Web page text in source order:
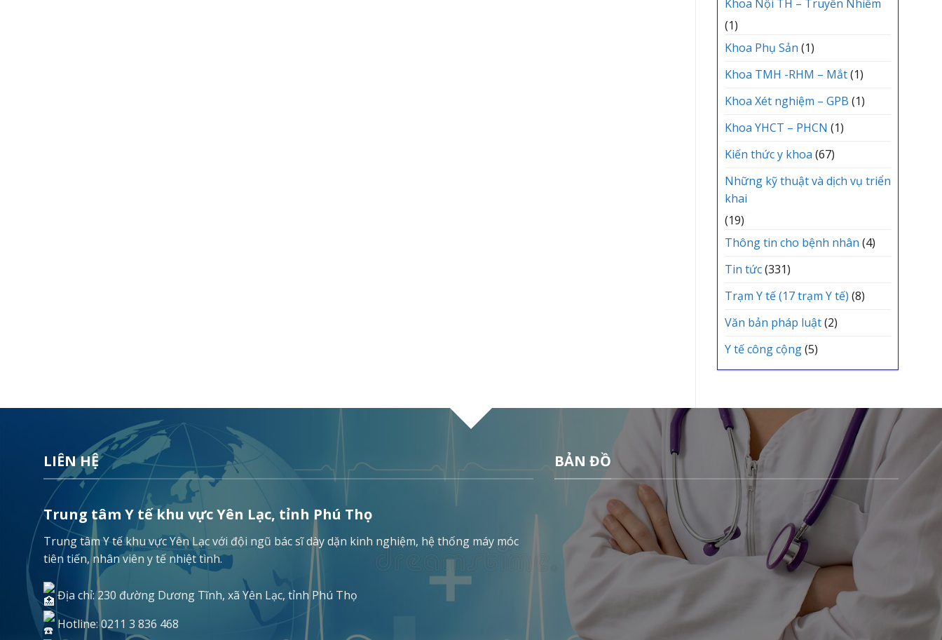
Khoa Nội TH – Truyền Nhiễm
(1)
Khoa Phụ Sản (1)
Khoa TMH -RHM – Mắt(1)
Khoa Xét nghiệm – GPB (1)
Khoa YHCT – PHCN (1)
Kiến thức y khoa (67)
Những kỹ thuật và dịch vụ triển
khai
(19)
Thông tin cho bệnh nhân (4)
Tin tức(331)
Trạm Y tế (17 trạm Y tế) (8)
Văn bản pháp luật(2)
Y tế công cộng(5)
LIÊN HỆ
Trung tâm Y tế khu vực Yên Lạc, tỉnh Phú Thọ
Trung tâm Y tế khu vực Yên Lạc với đội ngũ bác sĩ dày dặn kinh nghiệm, hệ thống máy móc
tiên tiến, nhân viên y tế nhiệt tình.
Địa chỉ: 230 đường Dương Tĩnh, xã Yên Lạc, tỉnh Phú Thọ
Hotline: 0211 3 836 468
BẢN ĐỒ